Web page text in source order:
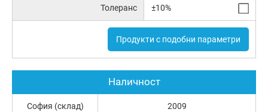
Толеранс ±10%
Продукти с подобни параметри
Наличност
София (склад) 2009